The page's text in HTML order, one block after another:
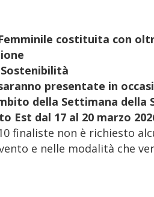
costituita con
presentate in
della Settimana della
Est dal 17 al 20 marzo
finaliste non è richiesto
e nelle modalità che